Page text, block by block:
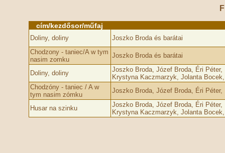
cím/kezdősor/műfaj
Doliny, doliny
Joszko Broda és barátai
Chodzony - taniec/A w tym
nasim zomku
Joszko Broda és barátai
Doliny, doliny
Joszko Broda, Józef Broda, Éri
Krystyna Kaczmarzyk, Jolanta
Chodzóny - taniec / A w
tym nasim zómku
Joszko Broda, Józef Broda, Éri
Husar na szinku
Joszko Broda, Józef Broda, Éri
Krystyna Kaczmarzyk, Jolanta